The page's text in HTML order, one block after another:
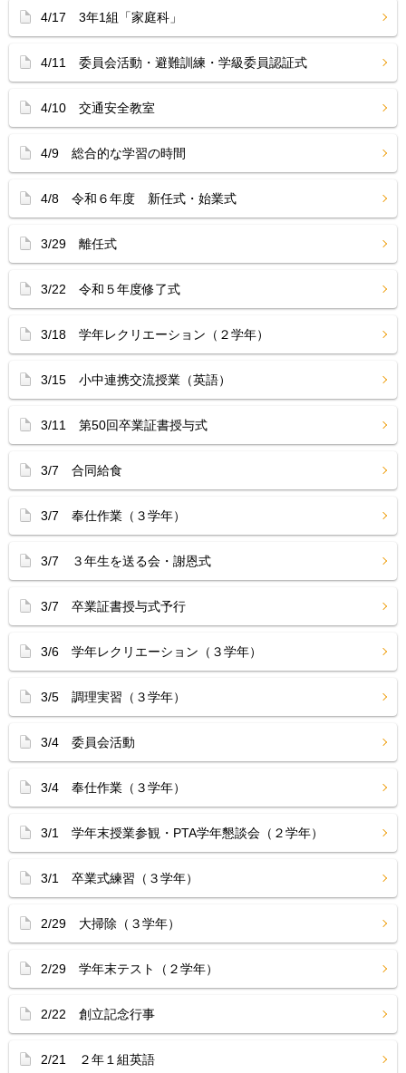
4/17 3年1組「家庭科」
4/11 委員会活動・避難訓練・学級委員認証式
4/10 交通安全教室
4/9 総合的な学習の時間
4/8 令和６年度 新任式・始業式
3/29 離任式
3/22 令和５年度修了式
3/18 学年レクリエーション（２学年）
3/15 小中連携交流授業（英語）
3/11 第50回卒業証書授与式
3/7 合同給食
3/7 奉仕作業（３学年）
3/7 ３年生を送る会・謝恩式
3/7 卒業証書授与式予行
3/6 学年レクリエーション（３学年）
3/5 調理実習（３学年）
3/4 委員会活動
3/4 奉仕作業（３学年）
3/1 学年末授業参観・PTA学年懇談会（２学年）
3/1 卒業式練習（３学年）
2/29 大掃除（３学年）
2/29 学年末テスト（２学年）
2/22 創立記念行事
2/21 ２年１組英語